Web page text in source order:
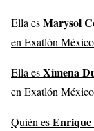
Ella esMarysol
en Exatlón
Ella esXimena
en Exatlón
Quién esEnrique